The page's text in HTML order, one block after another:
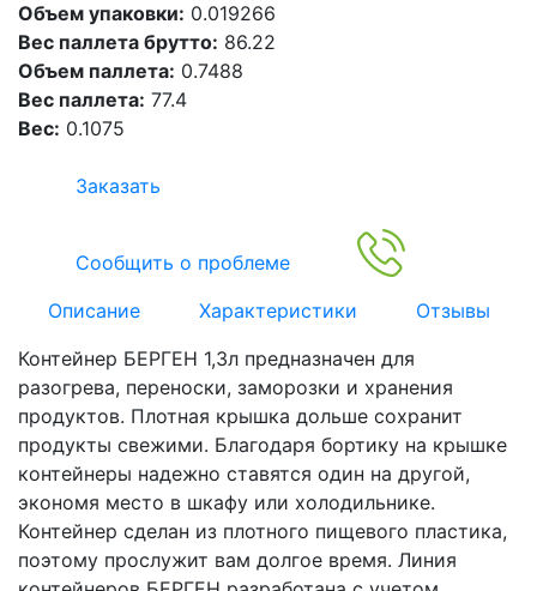
Объем упаковки: 0.019266
Вес паллета брутто: 86.22
Объем паллета: 0.7488
Вес паллета: 77.4
Вес: 0.1075
Заказать
Сообщить о проблеме
Описание
Характеристики
Отзывы
Контейнер БЕРГЕН 1,3л предназначен для
разогрева, переноски, заморозки и хранения
продуктов. Плотная крышка дольше сохранит
продукты свежими. Благодаря бортику на крышке
контейнеры надежно ставятся один на другой,
экономя место в шкафу или холодильнике.
Контейнер сделан из плотного пищевого пластика,
поэтому прослужит вам долгое время. Линия